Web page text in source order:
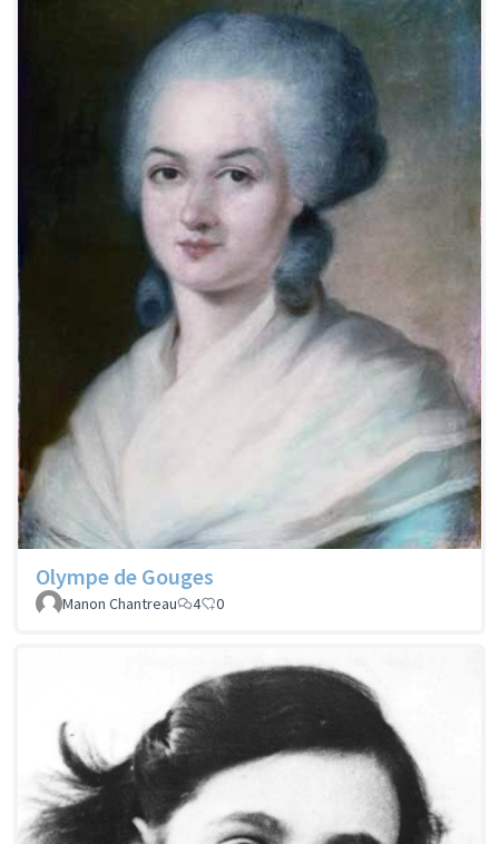
Olympe de Gouges
Manon Chantreau 4 0